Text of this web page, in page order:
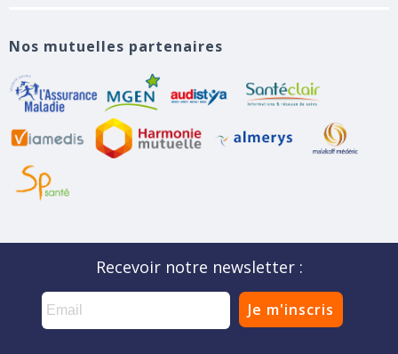
Nos mutuelles partenaires
Recevoir notre newsletter :
Je m'inscris